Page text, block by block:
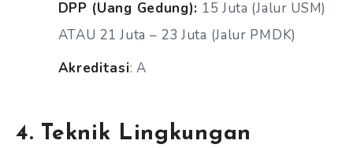
DPP (Uang Gedung): 15 Juta (Jalur USM)
ATAU 21 Juta – 23 Juta (Jalur PMDK)
Akreditasi: A
4. Teknik Lingkungan